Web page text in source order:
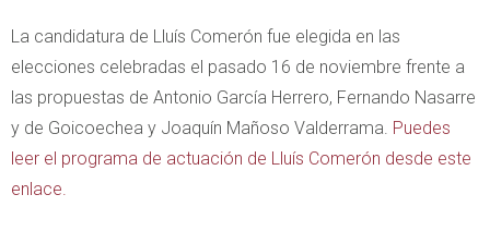
La candidatura de Lluís Comerón fue elegida en las
elecciones celebradas el pasado 16 de noviembre frente a
las propuestas de Antonio García Herrero, Fernando Nasarre
y de Goicoechea y Joaquín Mañoso Valderrama. Puedes
leer el programa de actuación de Lluís Comerón desde este
enlace.